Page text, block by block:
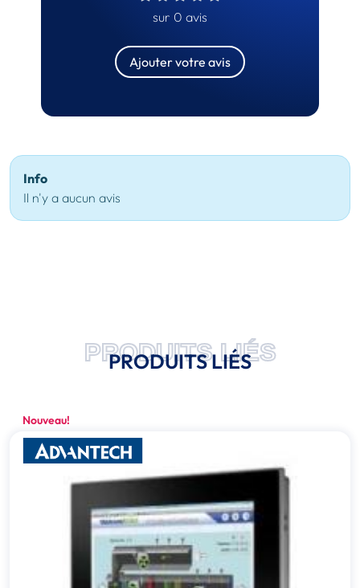
sur 0 avis
Ajouter votre avis
Info
Il n'y a aucun avis
PRODUITS LIÉS
PRODUITS LIÉS
Nouveau!